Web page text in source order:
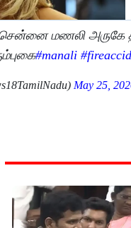
சென்னை மணலி அருகே
#manali
May 25,